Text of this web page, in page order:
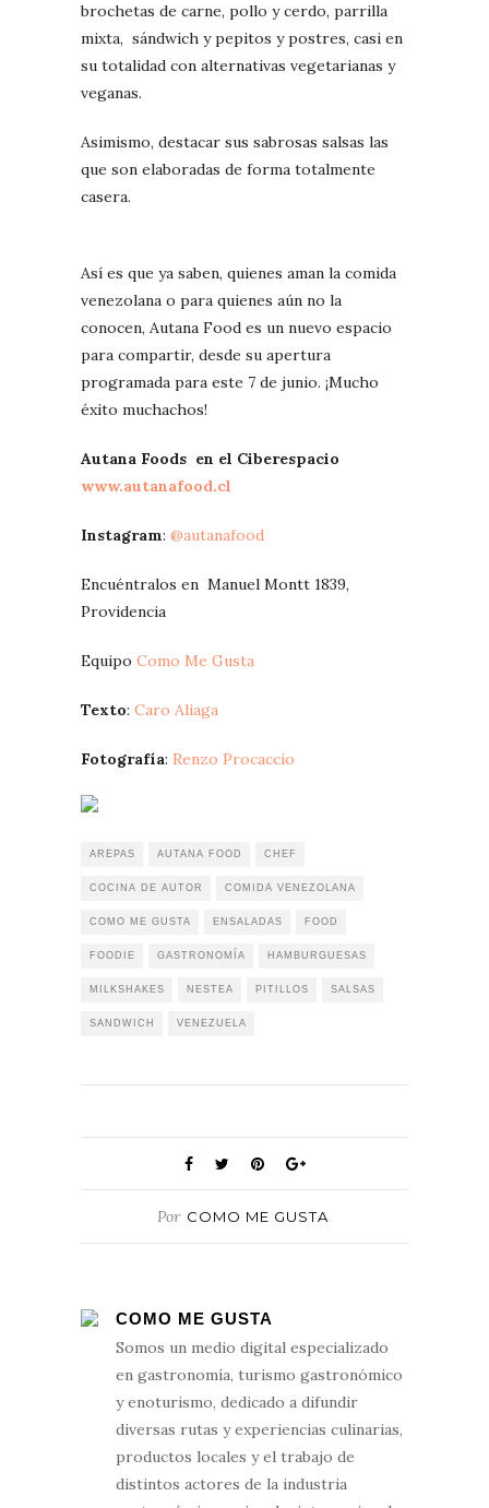
brochetas de carne, pollo y cerdo, parrilla
mixta, sándwich y pepitos y postres, casi en
su totalidad con alternativas vegetarianas y
veganas.
Asimismo, destacar sus sabrosas salsas las
que son elaboradas de forma totalmente
casera.
Así es que ya saben, quienes aman la comida
venezolana o para quienes aún no la
conocen, Autana Food es un nuevo espacio
para compartir, desde su apertura
programada para este 7 de junio. ¡Mucho
éxito muchachos!
Autana Foods en el Ciberespacio
www.autanafood.cl
Instagram: @autanafood
Encuéntralos en Manuel Montt 1839,
Providencia
Equipo Como Me Gusta
Texto: Caro Aliaga
Fotografía: Renzo Procaccio
AREPAS AUTANA FOOD CHEF
COCINA DE AUTOR COMIDA VENEZOLANA
COMO ME GUSTA ENSALADAS FOOD
FOODIE GASTRONOMÍA HAMBURGUESAS
MILKSHAKES NESTEA PITILLOS SALSAS
SANDWICH VENEZUELA
Por COMO ME GUSTA
COMO ME GUSTA
Somos un medio digital especializado
en gastronomía, turismo gastronómico
y enoturismo, dedicado a difundir
diversas rutas y experiencias culinarias,
productos locales y el trabajo de
distintos actores de la industria